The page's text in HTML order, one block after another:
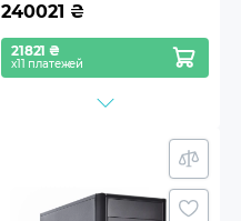
240021 ₴
21821 ₴
х11 платежей